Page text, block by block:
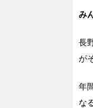
み
長
が
年
な